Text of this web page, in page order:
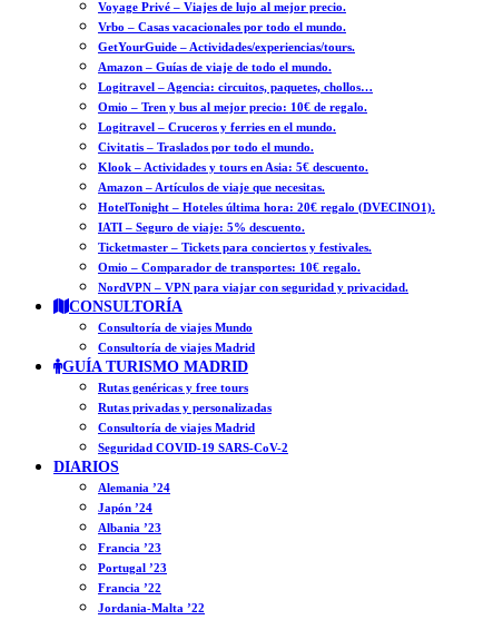
Voyage Privé – Viajes de lujo al mejor precio.
Vrbo – Casas vacacionales por todo el mundo.
GetYourGuide – Actividades/experiencias/tours.
Amazon – Guías de viaje de todo el mundo.
Logitravel – Agencia: circuitos, paquetes, chollos…
Omio – Tren y bus al mejor precio: 10€ de regalo.
Logitravel – Cruceros y ferries en el mundo.
Civitatis – Traslados por todo el mundo.
Klook – Actividades y tours en Asia: 5€ descuento.
Amazon – Artículos de viaje que necesitas.
HotelTonight – Hoteles última hora: 20€ regalo (DVECINO1).
IATI – Seguro de viaje: 5% descuento.
Ticketmaster – Tickets para conciertos y festivales.
Omio – Comparador de transportes: 10€ regalo.
NordVPN – VPN para viajar con seguridad y privacidad.
CONSULTORÍA
Consultoría de viajes Mundo
Consultoría de viajes Madrid
GUÍA TURISMO MADRID
Rutas genéricas y free tours
Rutas privadas y personalizadas
Consultoría de viajes Madrid
Seguridad COVID-19 SARS-CoV-2
DIARIOS
Alemania ’24
Japón ’24
Albania ’23
Francia ’23
Portugal ’23
Francia ’22
Jordania-Malta ’22